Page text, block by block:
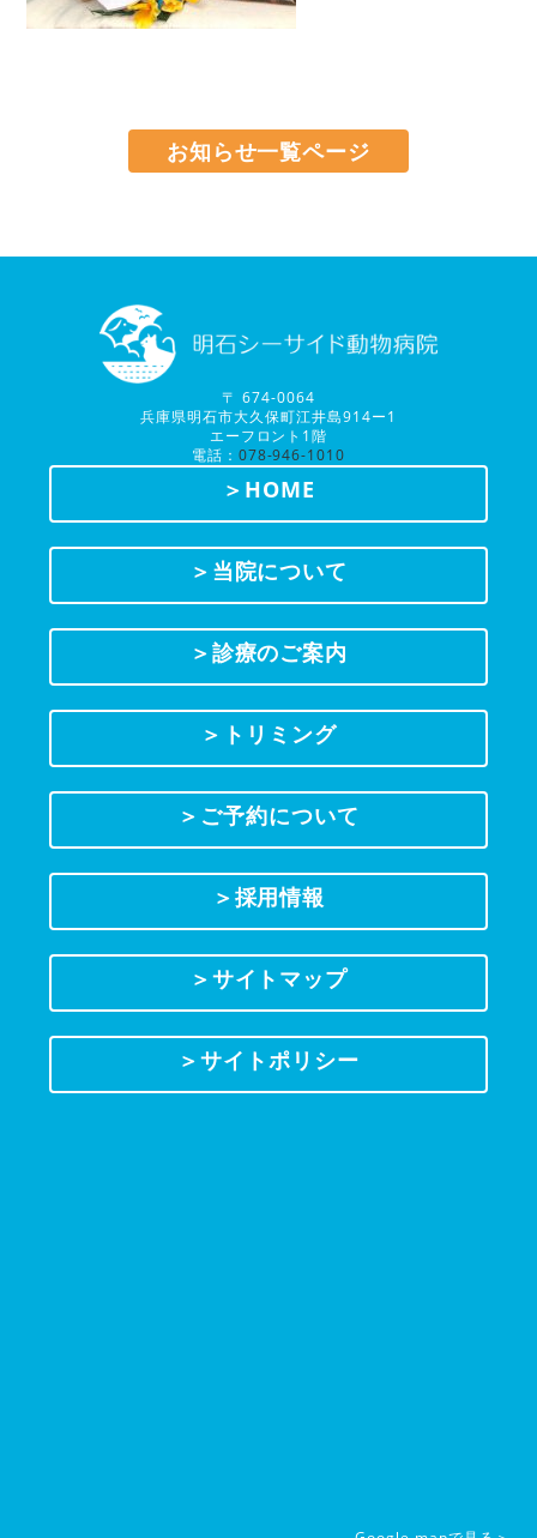
お知らせ一覧ページ
〒 674-0064
兵庫県明石市大久保町江井島914ー1
エーフロント1階
電話： 078-946-1010
＞HOME
＞当院について
＞診療のご案内
＞トリミング
＞ご予約について
＞採用情報
＞サイトマップ
＞サイトポリシー